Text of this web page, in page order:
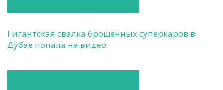
Гигантская свалка брошенных суперкаров в
Дубае попала на видео